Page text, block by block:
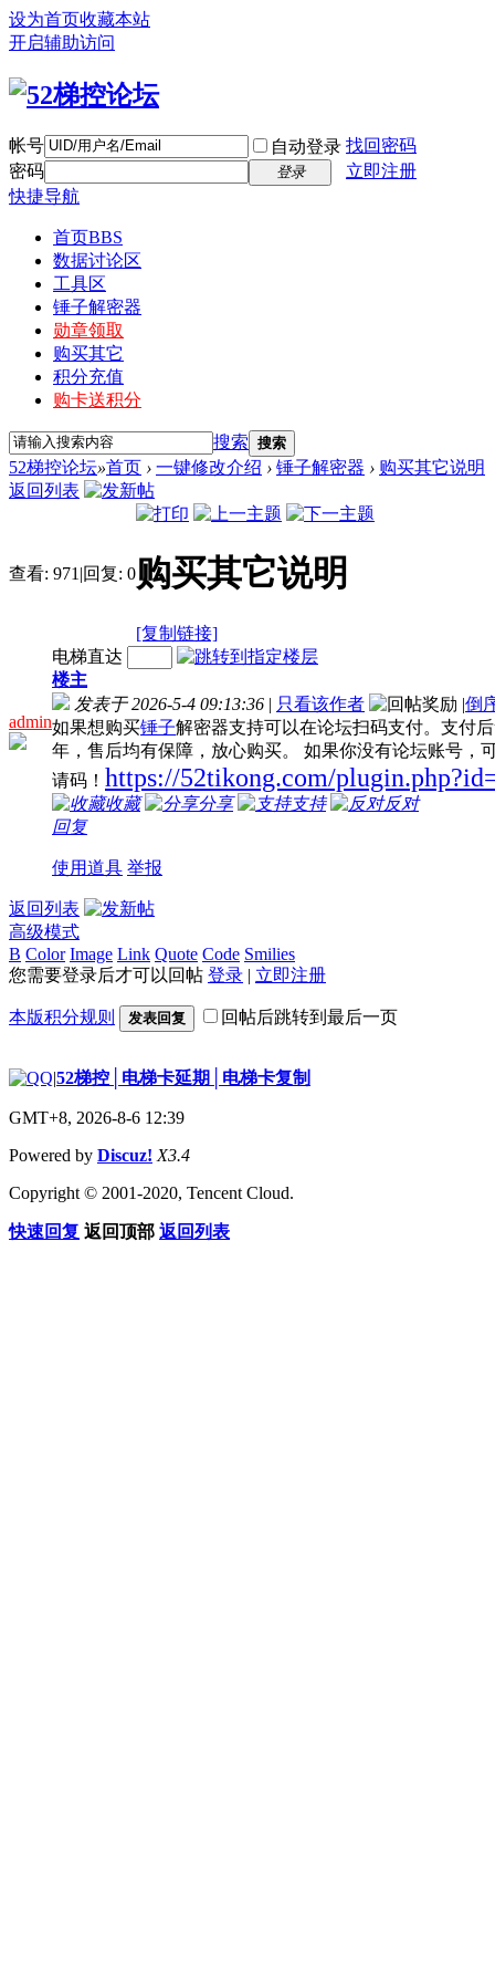
设为首页收藏本站
开启辅助访问
帐号 自动登录 找回密码
密码
登录
立即注册
快捷导航
首页BBS
数据讨论区
工具区
锤子解密器
勋章领取
购买其它
积分充值
购卡送积分
搜索 搜索
52梯控论坛»首页 › 一键修改介绍 › 锤子解密器 › 购买其它说明
返回列表
查看: 971 |回复: 0购买其它说明
[复制链接]
admin
电梯直达
楼主
发表于 2026-5-4 09:13:36 | 只看该作者 |倒
如果想购买锤子解密器支持可以在论坛扫码支付。支付
年，售后均有保障，放心购买。 如果你没有论坛账号，
请码！ https://52tikong.com/
收藏 分享 支持
反对
回复
使用道具 举报
返回列表
高级模式
B Color Image Link Quote Code Smilies
您需要登录后才可以回帖 登录 | 立即注册
本版积分规则 发表回复 回帖后跳转到最后一页
|52梯控│电梯卡延期│电梯卡复制
GMT+8, 2026-8-6 12:39
Powered by Discuz! X3.4
Copyright © 2001-2020, Tencent Cloud.
快速回复 返回顶部 返回列表